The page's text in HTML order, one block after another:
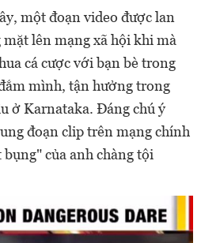
một đoạn video được lan
lên mạng xã hội khi mà
cá cược với bạn bè trong
mình, tận hưởng trong
ở Karnataka. Đáng chú ý
đoạn clip trên mạng chính
của anh chàng tội